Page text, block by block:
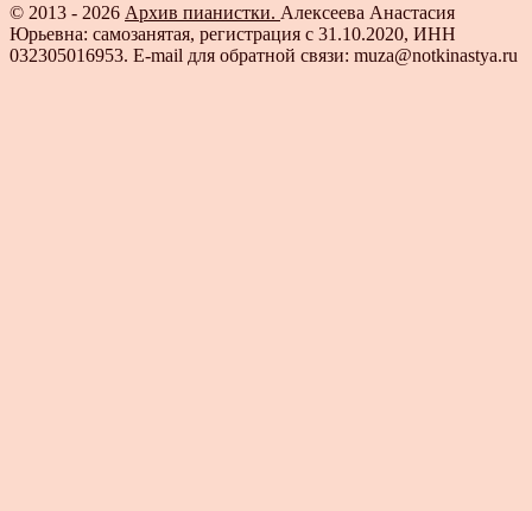
© 2013 - 2026 Архив пианистки. Алексеева Анастасия
Юрьевна: самозанятая, регистрация с 31.10.2020, ИНН
032305016953. E-mail для обратной связи: muza@notkinastya.ru